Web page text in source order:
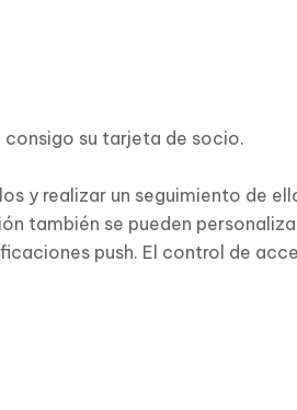
consigo su tarjeta de socio.
y realizar un seguimiento de
también se pueden
push. El control de